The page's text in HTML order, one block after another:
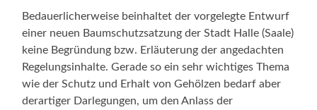
Bedauerlicherweise beinhaltet der vorgelegte Entwurf
einer neuen Baumschutzsatzung der Stadt Halle (Saale)
keine Begründung bzw. Erläuterung der angedachten
Regelungsinhalte. Gerade so ein sehr wichtiges Thema
wie der Schutz und Erhalt von Gehölzen bedarf aber
derartiger Darlegungen, um den Anlass der